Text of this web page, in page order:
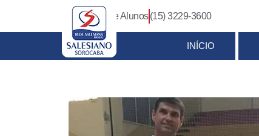
Login Pais e Alunos (15) 3229-3600
INÍCIO